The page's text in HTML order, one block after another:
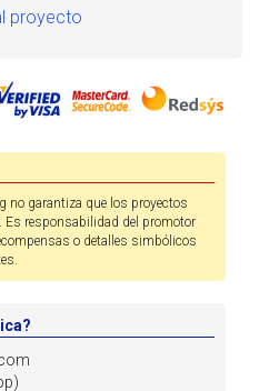
proyecto
no garantiza que los proyectos
Es responsabilidad del promotor
o detalles simbólicos